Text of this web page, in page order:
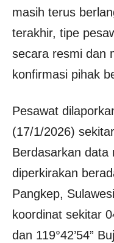
masih terus
terakhir, tipe
secara resmi dan
konfirmasi pihak
Pesawat
(17/1/2026)
Berdasarkan data
diperkirakan
Pangkep,
koordinat sekitar
dan 119°42’54”